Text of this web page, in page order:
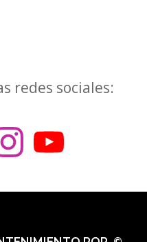
redes sociales: